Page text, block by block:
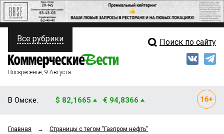
ПОЛИТИКА
ФИНАНСЫ
Свежий выпуск
Мнения
Все рубрики Поиск по сайту
Воскресенье, 9 Августа
В Омске: $ 82,1665 € 94,8366
Главная → Страницы c тегом "Газпром нефть"